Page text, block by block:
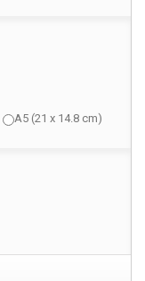
A5 (21 x 14.8 cm)